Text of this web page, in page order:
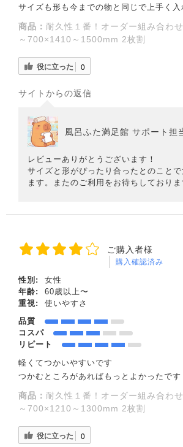
サイズも形も今までの物と同じで上手く
商品： 耐久性１番！オーダー組み合わ
～700×1410～1500mm 2枚割
役に立った 0
サイトからの返信
風呂ふた満足館 サポート担
レビューありがとうございます！
サイズと形がぴったり合ったとのこと
ます。またのご利用をお待ちしておりま
ご購入者様
購入確認済み
性別:
女性
年齢:
60歳以上〜
重視:
使いやすさ
品質
コスパ
リピート
軽くてつかいやすいです
つかむところがあればもっとよかったです
商品： 耐久性１番！オーダー組み合わ
～700×1210～1300mm 2枚割
役に立った 0